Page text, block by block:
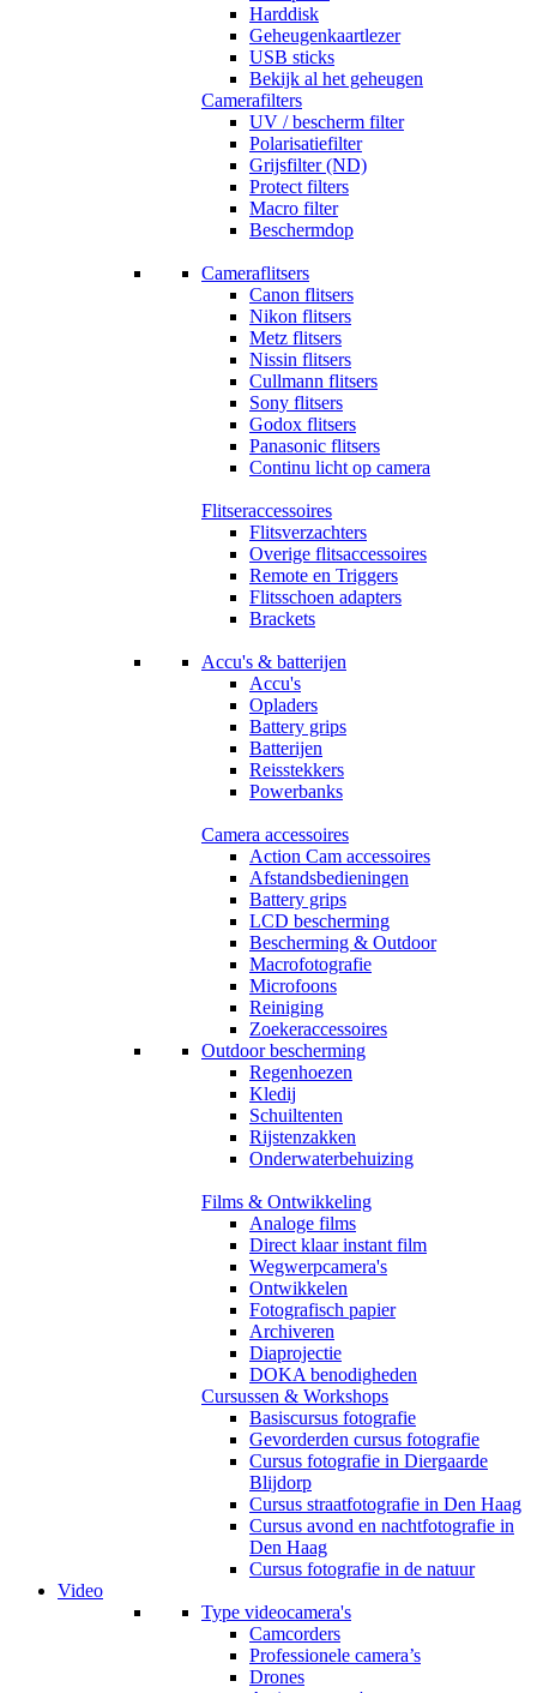
Harddisk
Geheugenkaartlezer
USB sticks
Bekijk al het geheugen
Camerafilters
UV / bescherm filter
Polarisatiefilter
Grijsfilter (ND)
Protect filters
Macro filter
Beschermdop
Cameraflitsers
Canon flitsers
Nikon flitsers
Metz flitsers
Nissin flitsers
Cullmann flitsers
Sony flitsers
Godox flitsers
Panasonic flitsers
Continu licht op camera
Flitseraccessoires
Flitsverzachters
Overige flitsaccessoires
Remote en Triggers
Flitsschoen adapters
Brackets
Accu's & batterijen
Accu's
Opladers
Battery grips
Batterijen
Reisstekkers
Powerbanks
Camera accessoires
Action Cam accessoires
Afstandsbedieningen
Battery grips
LCD bescherming
Bescherming & Outdoor
Macrofotografie
Microfoons
Reiniging
Zoekeraccessoires
Outdoor bescherming
Regenhoezen
Kledij
Schuiltenten
Rijstenzakken
Onderwaterbehuizing
Films & Ontwikkeling
Analoge films
Direct klaar instant film
Wegwerpcamera's
Ontwikkelen
Fotografisch papier
Archiveren
Diaprojectie
DOKA benodigheden
Cursussen & Workshops
Basiscursus fotografie
Gevorderden cursus fotografie
Cursus fotografie in Diergaarde
Blijdorp
Cursus straatfotografie in Den Haag
Cursus avond en nachtfotografie in
Den Haag
Cursus fotografie in de natuur
Video
Type videocamera's
Camcorders
Professionele camera’s
Drones